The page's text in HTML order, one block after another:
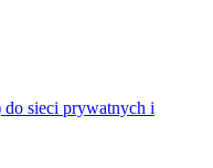
sieci prywatnych i